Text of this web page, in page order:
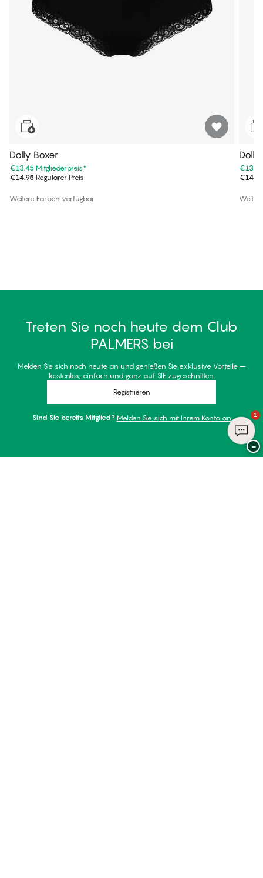
Dolly Boxer
€13.45 Mitgliederpreis*
€14.95 Regulärer Preis
Weitere Farben verfügbar
Dolly
€13.45
€14.95
Treten Sie noch heute dem Club
PALMERS bei
Melden Sie sich noch heute an und genießen Sie exklusive Vorteile –
kostenlos, einfach und ganz auf SIE zugeschnitten.
Registrieren
Sind Sie bereits Mitglied? Melden Sie sich mit Ihrem Konto an 1
−